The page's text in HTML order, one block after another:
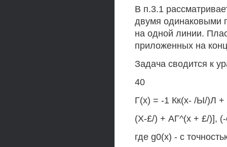
В п.3.1
двумя одинаковыми
на одной линии.
приложенных на
Задача сводится к
40
Г(х) = -1 Кк(х- /Ы/)Л
(X-£/) + АГ^(х + £/)],
где g0(x) - с